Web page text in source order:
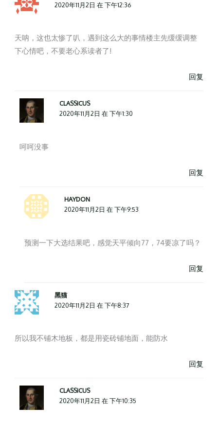
2020年11月2日 在 下午12:36
天呐，这也太惨了叭，遇到这么大的事情楼主先缓缓调整
下心情吧，不要老心系读者了!
回复
CLASSICUS
2020年11月2日 在 下午1:30
呵呵没事
回复
HAYDON
2020年11月2日 在 下午9:53
预测一下大选结果吧，感觉天平倾向77，74要凉了吗？
回复
黑猫
2020年11月2日 在 下午8:37
所以我不铺木地板，都是用瓷砖铺地面，能防水
回复
CLASSICUS
2020年11月2日 在 下午10:35